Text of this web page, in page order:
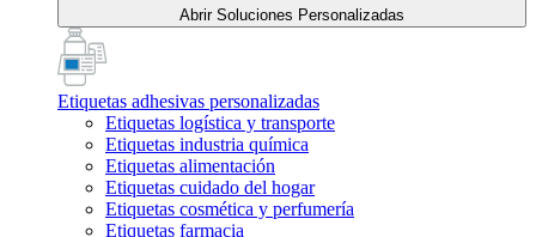
Abrir Soluciones Personalizadas
Etiquetas adhesivas personalizadas
Etiquetas logística y transporte
Etiquetas industria química
Etiquetas alimentación
Etiquetas cuidado del hogar
Etiquetas cosmética y perfumería
Etiquetas farmacia